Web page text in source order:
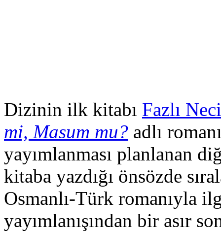
Dizinin ilk kitabı Fazlı
mi, Masum mu? adlı
yayımlanması planlanan
kitaba yazdığı önsözde
Osmanlı-Türk romanıyla
yayımlanışından bir asır